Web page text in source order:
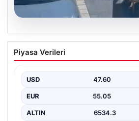
Yalova’da Park Gerilimi:
Sandalye Çekip Aracı
meydana gelen ilginç bir olay,
Piyasa Verileri
USD 47.60
EUR 55.05
ALTIN 6534.3